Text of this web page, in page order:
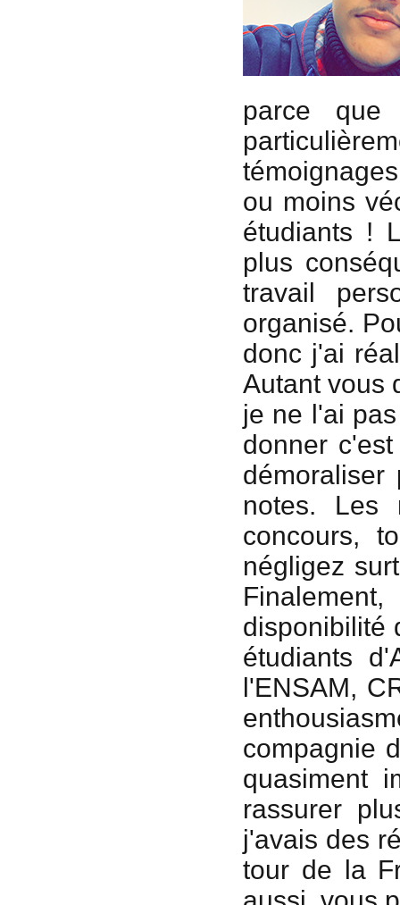
parce que
ou moins
étudiants !
plus
travail
organisé.
donc j'ai
Autant vous
je ne l'ai
donner
notes. Les
concours,
négligez
disponibilité
étudiants
l'ENSAM,
compagnie
quasiment
rassurer
j'avais des
tour de la